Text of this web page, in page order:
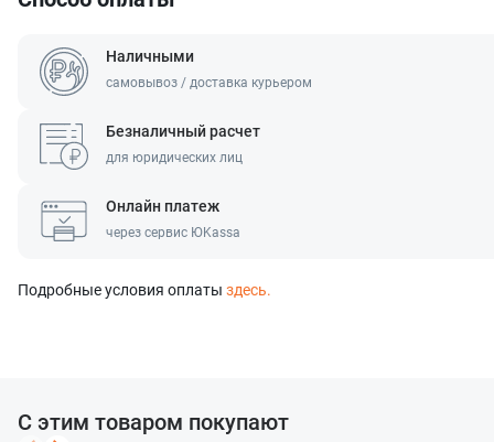
Наличными
самовывоз / доставка курьером
Безналичный расчет
для юридических лиц
Онлайн платеж
через сервис ЮKassa
Подробные условия оплаты здесь.
С этим товаром покупают